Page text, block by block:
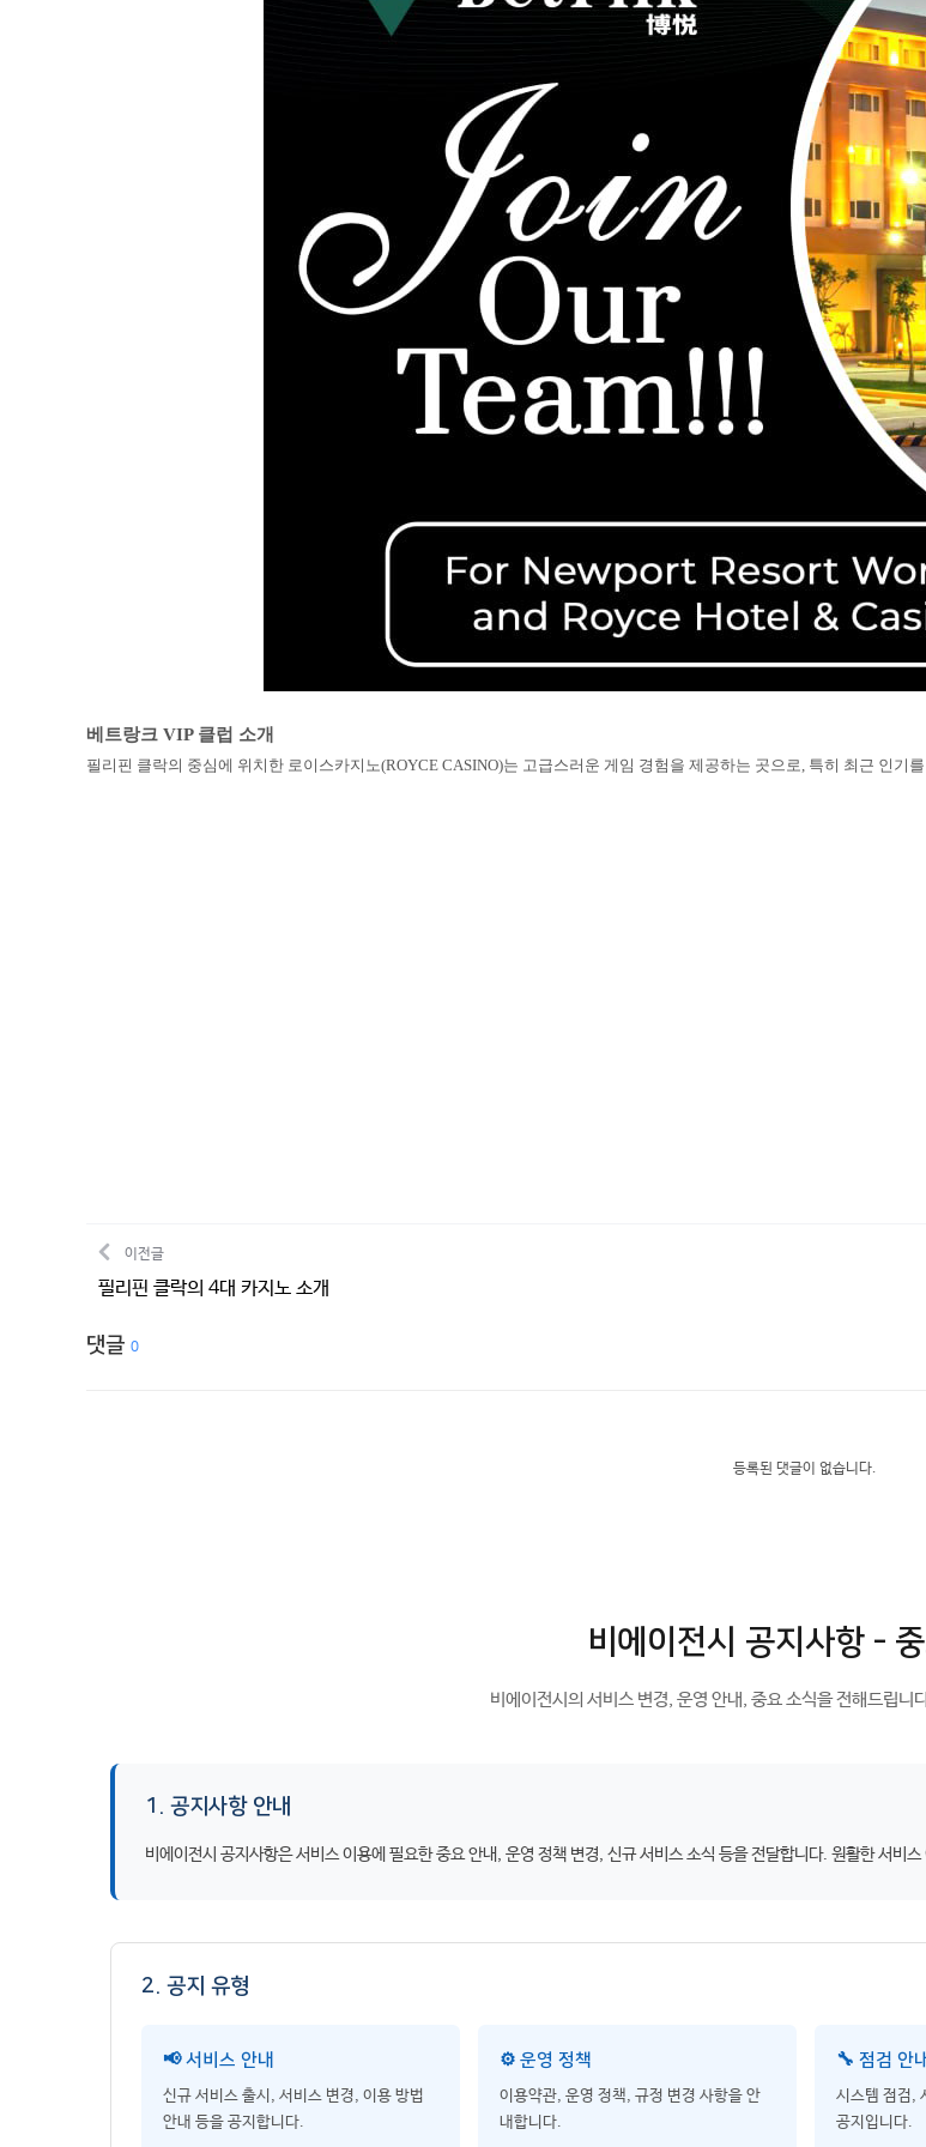
베트랑크 VIP 클럽 소개
필리핀 클락의 중심에 위치한 로이스카지노(ROYCE CASINO)는 고급스러운 게임 경험을 제공하는 곳으로, 특히 최근 인기
이전글
필리핀 클락의 4대 카지노 소개
댓글 0
등록된 댓글이 없습니다.
비에이전시 공지사항 -
비에이전시의 서비스 변경, 운영 안내, 중요 소식을 전해드립니
1. 공지사항 안내
비에이전시 공지사항은 서비스 이용에 필요한 중요 안내, 운영 정책 변경, 신규 서비스 소식 등을 전달합니다. 원활한 서비
2. 공지 유형
📢 서비스 안내
신규 서비스 출시, 서비스 변경, 이용 방법
안내 등을 공지합니다.
⚙️ 운영 정책
이용약관, 운영 정책, 규정 변경 사항을 안
내합니다.
🔧 점검 안내
시스템 점검,
공지입니다.